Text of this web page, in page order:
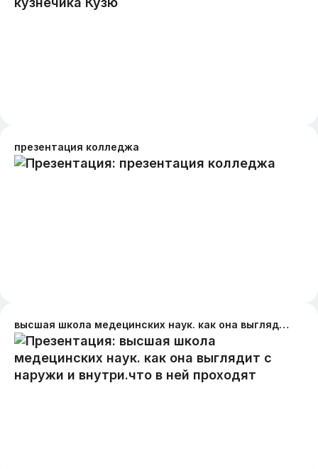
презентация колледжа
высшая школа медецинских наук. как она выглядит с наружи и внутри.что в ней проходят